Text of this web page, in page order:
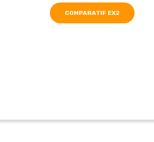
COMPARATIF EX2